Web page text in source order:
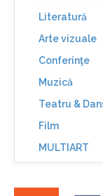
Literatură
Arte vizuale
Conferinţe
Muzică
Teatru &
Film
MULTIART